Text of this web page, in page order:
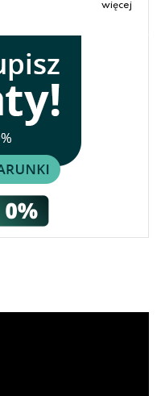
więcej